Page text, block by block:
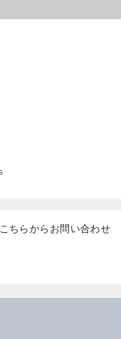
ちらからお問い合わせ